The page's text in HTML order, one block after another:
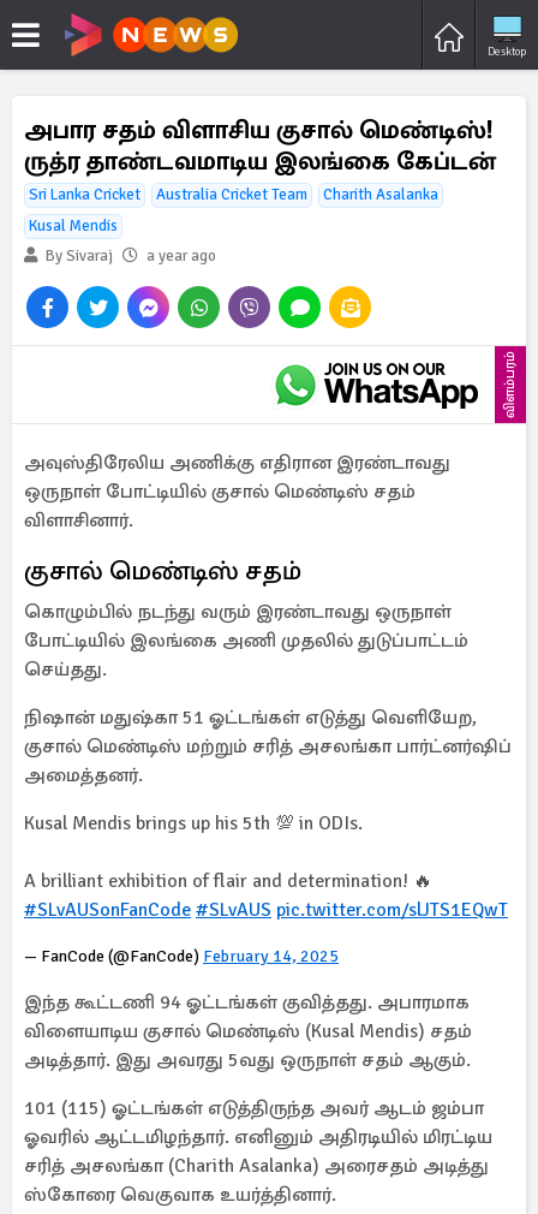
Desktop
அபார சதம் விளாசிய குசால் மெண்டிஸ்!
ருத்ர தாண்டவமாடிய இலங்கை கேப்டன்
Sri Lanka Cricket Australia Cricket Team
Charith Asalanka
Kusal Mendis
By Sivaraj
a year ago
விளம்பரம்
அவுஸ்திரேலிய அணிக்கு எதிரான இரண்டாவது
ஒருநாள் போட்டியில் குசால் மெண்டிஸ் சதம்
விளாசினார்.
குசால் மெண்டிஸ் சதம்
கொழும்பில் நடந்து வரும் இரண்டாவது ஒருநாள்
போட்டியில் இலங்கை அணி முதலில் துடுப்பாட்டம்
செய்தது.
நிஷான் மதுஷ்கா 51 ஓட்டங்கள் எடுத்து வெளியேற,
குசால் மெண்டிஸ் மற்றும் சரித் அசலங்கா பார்ட்னர்ஷிப்
அமைத்தனர்.
Kusal Mendis brings up his 5th 💯 in ODIs.
A brilliant exhibition of flair and determination! 🔥
#SLvAUSonFanCode #SLvAUS pic.twitter.com/slJTS1EQwT
— FanCode (@FanCode) February 14, 2025
இந்த கூட்டணி 94 ஓட்டங்கள் குவித்தது. அபாரமாக
விளையாடிய குசால் மெண்டிஸ் (Kusal Mendis) சதம்
அடித்தார். இது அவரது 5வது ஒருநாள் சதம் ஆகும்.
101 (115) ஓட்டங்கள் எடுத்திருந்த அவர் ஆடம் ஜம்பா
ஓவரில் ஆட்டமிழந்தார். எனினும் அதிரடியில் மிரட்டிய
சரித் அசலங்கா (Charith Asalanka) அரைசதம் அடித்து
ஸ்கோரை வெகுவாக உயர்த்தினார்.